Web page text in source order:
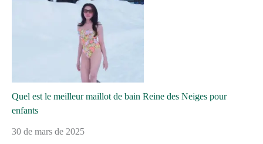
Quel est le meilleur maillot de bain Reine des Neiges pour
enfants
30 de mars de 2025